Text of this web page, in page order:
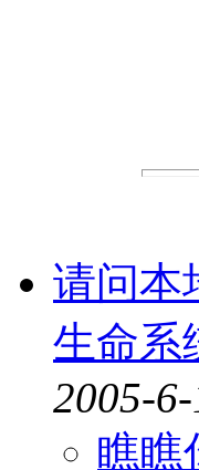
请问本
生命系
2005-
瞧瞧